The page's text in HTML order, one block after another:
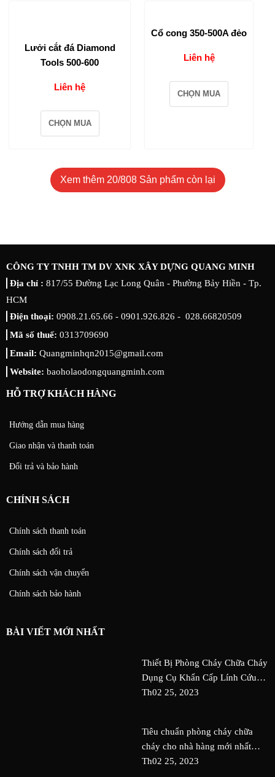
Lưởi cắt đá Diamond
Tools 500-600
Liên hệ
CHỌN MUA
Cổ cong 350-500A đẻo
Liên hệ
CHỌN MUA
Xem thêm 20/808 Sản phẩm còn lại
CÔNG TY TNHH TM DV XNK XÂY DỰNG QUANG MINH
Địa chỉ : 817/55 Đường Lạc Long Quân - Phường Bảy Hiền - Tp.
HCM
Điện thoại: 0908.21.65.66 - 0901.926.826 - 028.66820509
Mã số thuế: 0313709690
Email: Quangminhqn2015@gmail.com
Website: baoholaodongquangminh.com
HỖ TRỢ KHÁCH HÀNG
Hướng dẫn mua hàng
Giao nhận và thanh toán
Đổi trả và bảo hành
CHÍNH SÁCH
Chính sách thanh toán
Chính sách đổi trả
Chính sách vận chuyển
Chính sách bảo hành
BÀI VIẾT MỚI NHẤT
Thiết Bị Phòng Cháy Chữa Cháy
Dụng Cụ Khẩn Cấp Lính Cứu
Hỏa An Toàn Nguy Cơ Tai Nạn
Th02 25, 2023
Tiêu chuẩn phòng cháy chữa
cháy cho nhà hàng mới nhất
QDC Design & Build
Th02 25, 2023